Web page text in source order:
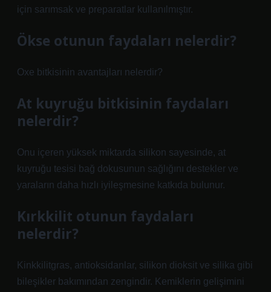
için sarımsak ve preparatlar kullanılmıştır.
Ökse otunun faydaları nelerdir?
Oxe bitkisinin avantajları nelerdir?
At kuyruğu bitkisinin faydaları
nelerdir?
Onu içeren yüksek miktarda silikon sayesinde, at
kuyruğu tesisi bağ dokusunun sağlığını destekler ve
yaraların daha hızlı iyileşmesine katkıda bulunur.
Kırkkilit otunun faydaları
nelerdir?
Kinkkilitgras, antioksidanlar, silikon dioksit ve silika gibi
bileşikler bakımından zengindir. Kemiklerin gelişimini